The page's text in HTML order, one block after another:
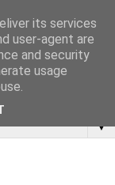
▼
its services
user-agent are
and security
usage